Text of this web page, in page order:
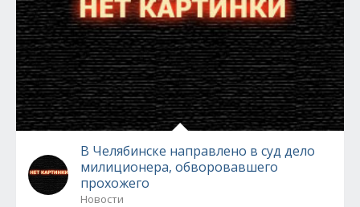
В Челябинске направлено в суд дело
милиционера, обворовавшего
прохожего
Новости